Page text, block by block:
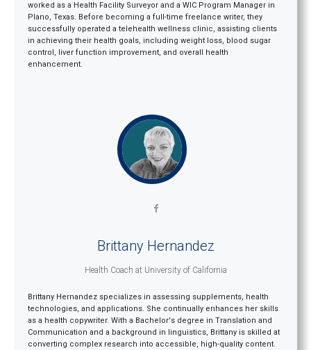
worked as a Health Facility Surveyor and a WIC Program Manager in
Plano, Texas. Before becoming a full-time freelance writer, they
successfully operated a telehealth wellness clinic, assisting clients
in achieving their health goals, including weight loss, blood sugar
control, liver function improvement, and overall health
enhancement.
Brittany Hernandez
Health Coach at University of California
Brittany Hernandez specializes in assessing supplements, health
technologies, and applications. She continually enhances her skills
as a health copywriter. With a Bachelor's degree in Translation and
Communication and a background in linguistics, Brittany is skilled at
converting complex research into accessible, high-quality content.